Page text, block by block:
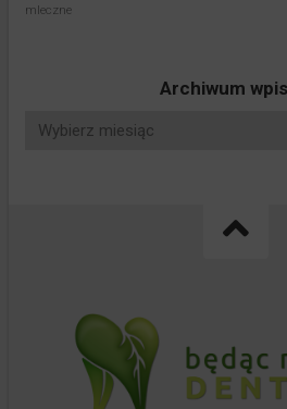
mleczne
Archiwum